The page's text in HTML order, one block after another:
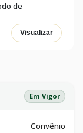
de
Visualizar
Em Vigor
Convênio